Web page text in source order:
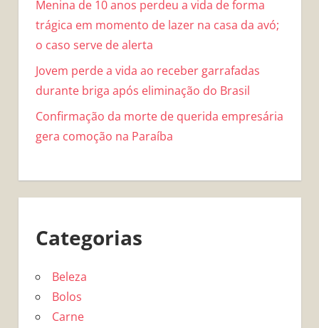
Menina de 10 anos perdeu a vida de forma
trágica em momento de lazer na casa da avó;
o caso serve de alerta
Jovem perde a vida ao receber garrafadas
durante briga após eliminação do Brasil
Confirmação da morte de querida empresária
gera comoção na Paraíba
Categorias
Beleza
Bolos
Carne